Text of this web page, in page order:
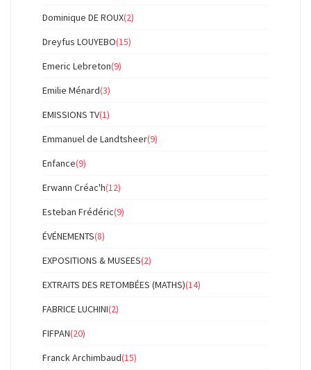
Dominique DE ROUX(2)
Dreyfus LOUYEBO(15)
Emeric Lebreton(9)
Emilie Ménard(3)
EMISSIONS TV(1)
Emmanuel de Landtsheer(9)
Enfance(9)
Erwann Créac'h(12)
Esteban Frédéric(9)
ÉVÉNEMENTS(8)
EXPOSITIONS & MUSEES(2)
EXTRAITS DES RETOMBÉES (MATHS)(14)
FABRICE LUCHINI(2)
FIFPAN(20)
Franck Archimbaud(15)